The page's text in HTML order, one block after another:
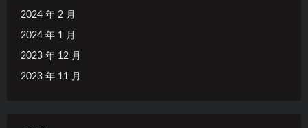
2024 年 2 月
2024 年 1 月
2023 年 12 月
2023 年 11 月